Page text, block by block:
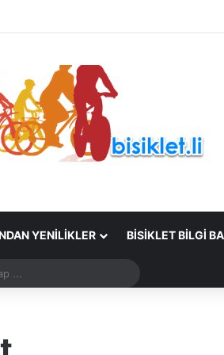
YENILIKLER BISIKLET BILGI